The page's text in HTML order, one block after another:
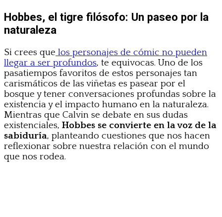
Hobbes, el tigre filósofo: Un paseo por la
naturaleza
Si crees que los personajes de cómic no pueden
llegar a ser profundos, te equivocas. Uno de los
pasatiempos favoritos de estos personajes tan
carismáticos de las viñetas es pasear por el
bosque y tener conversaciones profundas sobre la
existencia y el impacto humano en la naturaleza.
Mientras que Calvin se debate en sus dudas
existenciales, Hobbes se convierte en la voz de la
sabiduría, planteando cuestiones que nos hacen
reflexionar sobre nuestra relación con el mundo
que nos rodea.